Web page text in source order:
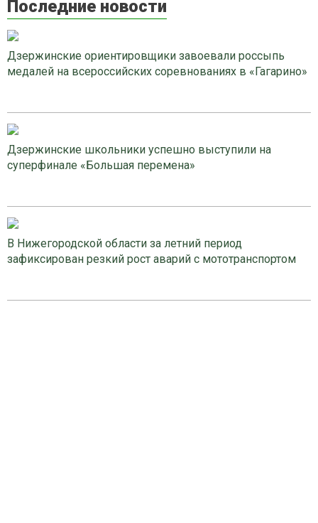
Последние новости
Дзержинские ориентировщики завоевали россыпь
медалей на всероссийских соревнованиях в «Гагарино»
Дзержинские школьники успешно выступили на
суперфинале «Большая перемена»
В Нижегородской области за летний период
зафиксирован резкий рост аварий с мототранспортом